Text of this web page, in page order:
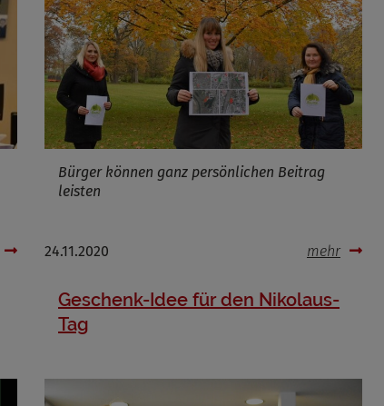
Bürger können ganz persönlichen Beitrag
leisten
24.11.2020 mehr
Geschenk-Idee für den Nikolaus-
Tag
Infos schließen